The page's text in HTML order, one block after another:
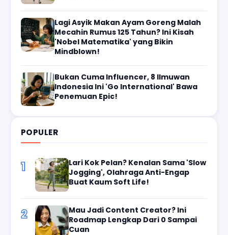
Lagi Asyik Makan Ayam Goreng Malah
Mecahin Rumus 125 Tahun? Ini Kisah
'Nobel Matematika' yang Bikin
Mindblown!
Bukan Cuma Influencer, 8 Ilmuwan
Indonesia Ini 'Go International' Bawa
Penemuan Epic!
POPULER
1
Lari Kok Pelan? Kenalan Sama 'Slow
Jogging', Olahraga Anti-Engap
Buat Kaum Soft Life!
2
Mau Jadi Content Creator? Ini
Roadmap Lengkap Dari 0 Sampai
Cuan